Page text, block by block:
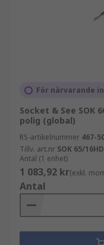
För närvarande
Socket & See SOK
polig (global)
RS-artikelnummer 467-
Tillv. art.nr SOK 65/16HD
Antal (1 enhet)
1 083,92 kr(exkl.
Antal